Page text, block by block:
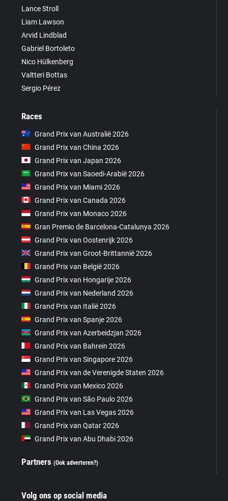
Lance Stroll
Liam Lawson
Arvid Lindblad
Gabriel Bortoleto
Nico Hülkenberg
Valtteri Bottas
Sergio Pérez
Races
Grand Prix van Australië 2026
Grand Prix van China 2026
Grand Prix van Japan 2026
Grand Prix van Saoedi-Arabië 2026
Grand Prix van Miami 2026
Grand Prix van Canada 2026
Grand Prix van Monaco 2026
Gran Premio de Barcelona-Catalunya 2026
Grand Prix van Oostenrijk 2026
Grand Prix van Groot-Brittannië 2026
Grand Prix van België 2026
Grand Prix van Hongarije 2026
Grand Prix van Nederland 2026
Grand Prix van Italië 2026
Grand Prix van Spanje 2026
Grand Prix van Azerbeidzjan 2026
Grand Prix van Bahrein 2026
Grand Prix van Singapore 2026
Grand Prix van de Verenigde Staten 2026
Grand Prix van Mexico 2026
Grand Prix van São Paulo 2026
Grand Prix van Las Vegas 2026
Grand Prix van Qatar 2026
Grand Prix van Abu Dhabi 2026
Partners(Ook adverteren?)
Volg ons op social media